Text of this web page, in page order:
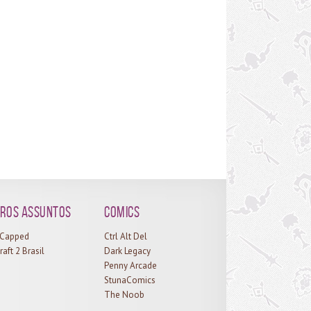
assuntos
2 Brasil
Comics
Ctrl Alt Del
Dark Legacy
Penny Arcade
StunaComics
The Noob